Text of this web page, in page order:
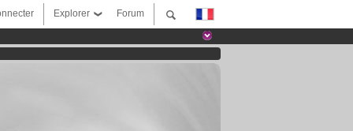
Forum
Explorer